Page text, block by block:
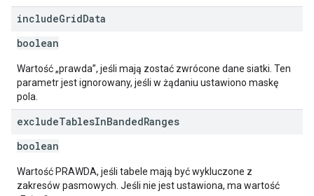
includeGridData
boolean
Wartość „prawda”, jeśli mają zostać zwrócone dane siatki. Ten
parametr jest ignorowany, jeśli w żądaniu ustawiono maskę
pola.
excludeTablesInBandedRanges
boolean
Wartość PRAWDA, jeśli tabele mają być wykluczone z
zakresów pasmowych. Jeśli nie jest ustawiona, ma wartość